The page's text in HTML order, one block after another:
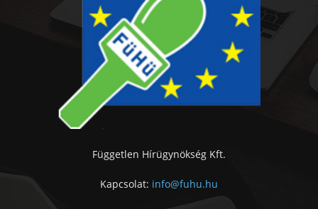
Független Hírügynökség Kft.
Kapcsolat: info@fuhu.hu